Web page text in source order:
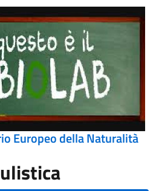
Europeo della Naturalità